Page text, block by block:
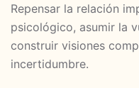
Repensar la relación
psicológico, asumir la
construir visiones
incertidumbre.